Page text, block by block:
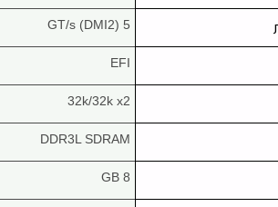
5 GT/s (DMI2)
EFI
32k/32k x2
DDR3L SDRAM
8 GB